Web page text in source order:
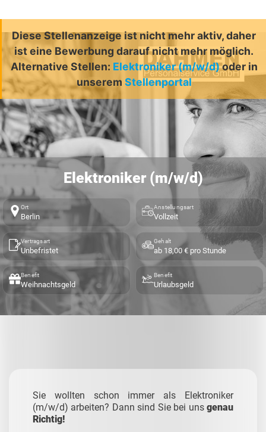
Diese Stellenanzeige ist nicht mehr aktiv, daher
ist eine Bewerbung darauf nicht mehr möglich.
Alternative Stellen: Elektroniker (m/w/d)oder in
unserem Stellenportal
Elektroniker (m/w/d)
Ort
Berlin
Anstellungsart
Vollzeit
Vertragsart
Unbefristet
Gehalt
ab 18,00 € pro Stunde
Benefit
Weihnachtsgeld
Benefit
Urlaubsgeld
Sie wollten schon immer als Elektroniker
(m/w/d) arbeiten? Dann sind Sie bei uns genau
Richtig!